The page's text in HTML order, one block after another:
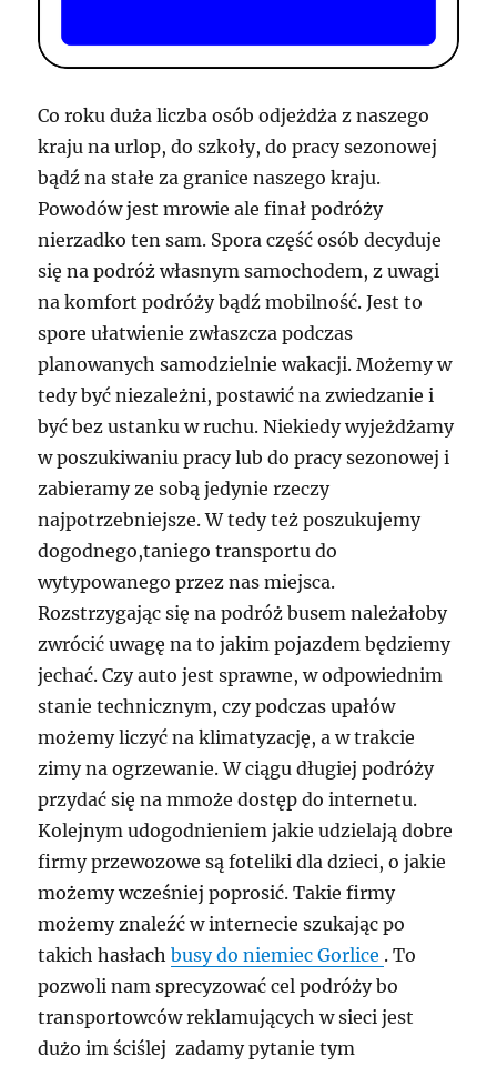
Co roku duża liczba osób odjeżdża z naszego
kraju na urlop, do szkoły, do pracy sezonowej
bądź na stałe za granice naszego kraju.
Powodów jest mrowie ale finał podróży
nierzadko ten sam. Spora część osób decyduje
się na podróż własnym samochodem, z uwagi
na komfort podróży bądź mobilność. Jest to
spore ułatwienie zwłaszcza podczas
planowanych samodzielnie wakacji. Możemy w
tedy być niezależni, postawić na zwiedzanie i
być bez ustanku w ruchu. Niekiedy wyjeżdżamy
w poszukiwaniu pracy lub do pracy sezonowej i
zabieramy ze sobą jedynie rzeczy
najpotrzebniejsze. W tedy też poszukujemy
dogodnego,taniego transportu do
wytypowanego przez nas miejsca.
Rozstrzygając się na podróż busem należałoby
zwrócić uwagę na to jakim pojazdem będziemy
jechać. Czy auto jest sprawne, w odpowiednim
stanie technicznym, czy podczas upałów
możemy liczyć na klimatyzację, a w trakcie
zimy na ogrzewanie. W ciągu długiej podróży
przydać się na mmoże dostęp do internetu.
Kolejnym udogodnieniem jakie udzielają dobre
firmy przewozowe są foteliki dla dzieci, o jakie
możemy wcześniej poprosić. Takie firmy
możemy znaleźć w internecie szukając po
takich hasłachbusy do niemiec Gorlice . To
pozwoli nam sprecyzować cel podróży bo
transportowców reklamujących w sieci jest
dużo im ściślej zadamy pytanie tym